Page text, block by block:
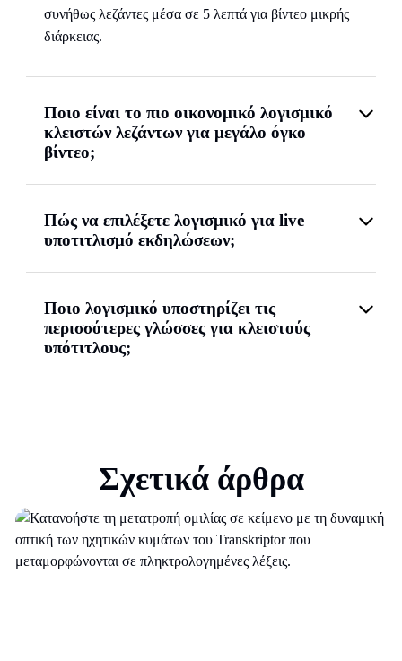
συνήθως λεζάντες μέσα σε 5 λεπτά για βίντεο μικρής
διάρκειας.
Ποιο είναι το πιο οικονομικό λογισμικό
κλειστών λεζάντων για μεγάλο όγκο
βίντεο;
Πώς να επιλέξετε λογισμικό για live
υποτιτλισμό εκδηλώσεων;
Ποιο λογισμικό υποστηρίζει τις
περισσότερες γλώσσες για κλειστούς
υπότιτλους;
Σχετικά άρθρα